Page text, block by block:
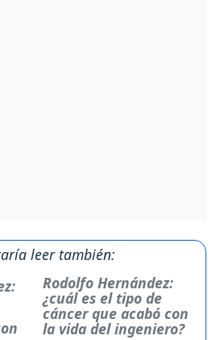
leer también:
Rodolfo Hernández:
¿cuál es el tipo de
cáncer que acabó con
la vida del ingeniero?